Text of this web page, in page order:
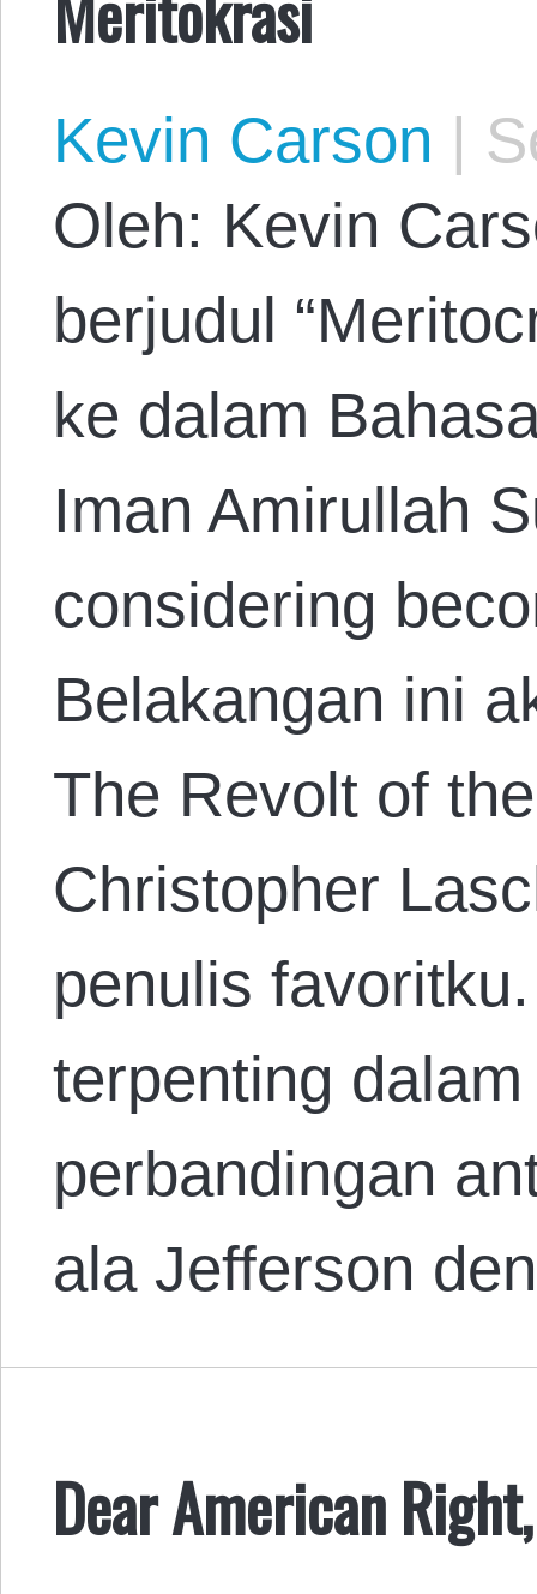
Kevin Carson |
Oleh: Kevin
berjudul
ke dalam
Iman Amirullah
considering
Belakangan ini
The Revolt of
Christopher
penulis
terpenting
perbandingan
ala Jefferson
Dear American Right,